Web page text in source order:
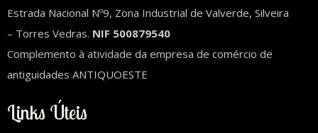
Estrada Nacional Nº9, Zona Industrial de Valverde, Silveira
– Torres Vedras. NIF 500879540
Complemento à atividade da empresa de comércio de
antiguidades ANTIQUOESTE
Links Úteis